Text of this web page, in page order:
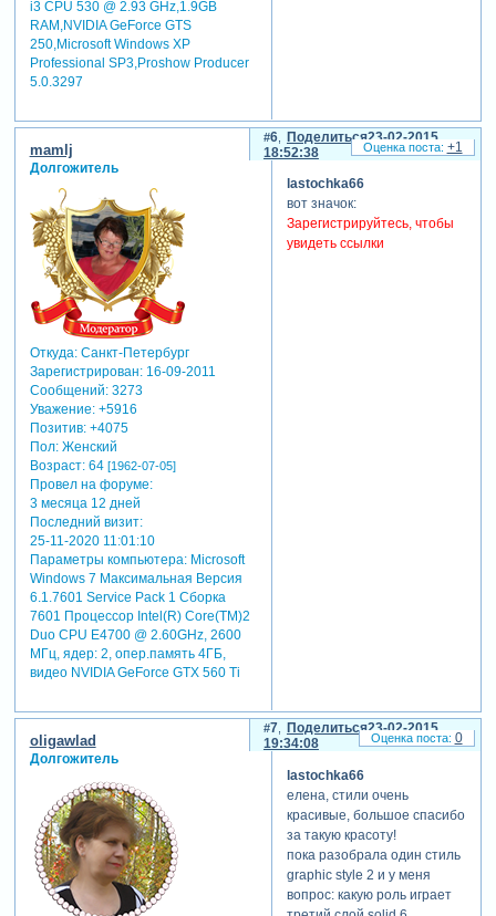
i3 CPU 530 @ 2.93 GHz,1.9GB
RAM,NVIDIA GeForce GTS
250,Microsoft Windows XP
Professional SP3,Proshow Producer
5.0.3297
Поделиться
6
23-02-2015
18:52:38
mamlj
Долгожитель
Откуда:Санкт-Петербург
Зарегистрирован: 16-09-2011
Сообщений:3273
Уважение: +5916
Позитив: +4075
Пол:Женский
Возраст:64 [1962-07-05]
Провел на форуме:
3 месяца 12 дней
Последний визит:
25-11-2020 11:01:10
Параметры компьютера:Microsoft
Windows 7 Максимальная Версия
6.1.7601 Service Pack 1 Сборка
7601 Процессор Intel(R) Core(TM)2
Duo CPU E4700 @ 2.60GHz, 2600
МГц, ядер: 2, опер.память 4ГБ,
видео NVIDIA GeForce GTX 560 Ti
lastochka66
вот значок:
Зарегистрируйтесь, чтобы
увидеть ссылки
+1
Поделиться
7
23-02-2015
19:34:08
oligawlad
Долгожитель
lastochka66
елена, стили очень
красивые, большое спасибо
за такую красоту!
пока разобрала один стиль
graphic style 2 и у меня
вопрос: какую роль играет
0